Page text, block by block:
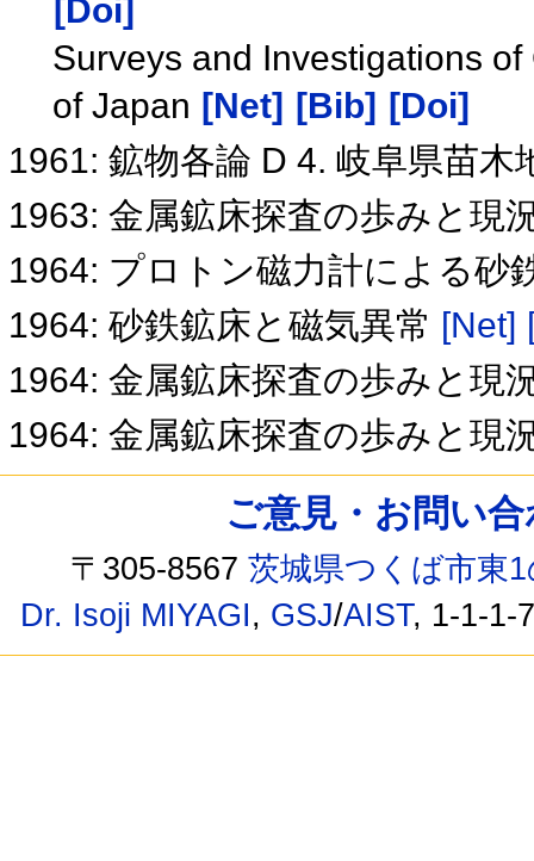
[Doi]
Surveys and Investigations
of Japan [Net] [Bib] [Doi]
1961: 鉱物各論 D 4. 岐阜県苗
1963: 金属鉱床探査の歩みと現
1964: プロトン磁力計による砂
1964: 砂鉄鉱床と磁気異常 [Net]
1964: 金属鉱床探査の歩みと現
1964: 金属鉱床探査の歩みと現
ご意見・お問い
〒305-8567茨城県つくば市東
Dr. Isoji MIYAGI, GSJ/AIST, 1-1-1-